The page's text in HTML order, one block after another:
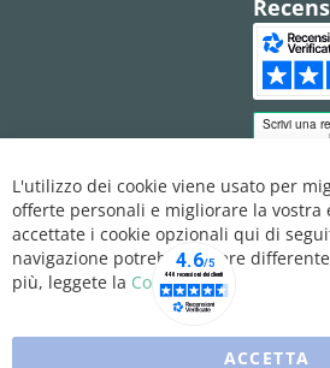
L'utilizzo dei cookie viene usato per
offerte personali e migliorare la vostra
accettate i cookie opzionali qui di
navigazione potrebbe essere
più, leggete la Cookie Policy
ACCETTA